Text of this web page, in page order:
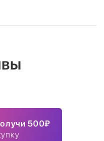
500₽